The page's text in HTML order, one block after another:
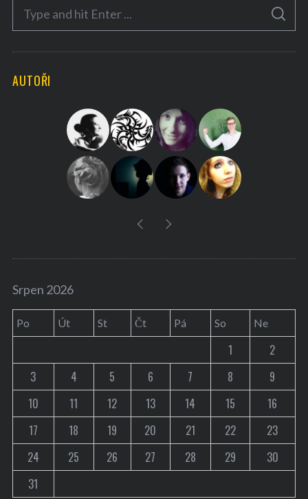
c
S
A
C
AUTOŘI
Srpen 2026
Po Út St Čt Pá So Ne
1
2
3
4 5 6 7 8
9
10
11 12 13 14 15
16
17
18 19 20 21 22
23
24
25 26 27 28 29
30
31